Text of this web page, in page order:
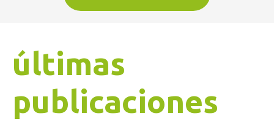
últimas
publicaciones